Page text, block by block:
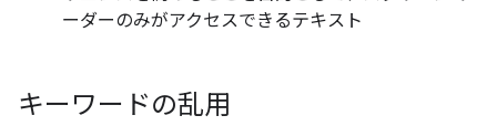
ーダーのみがアクセスできるテキスト
キーワードの乱用